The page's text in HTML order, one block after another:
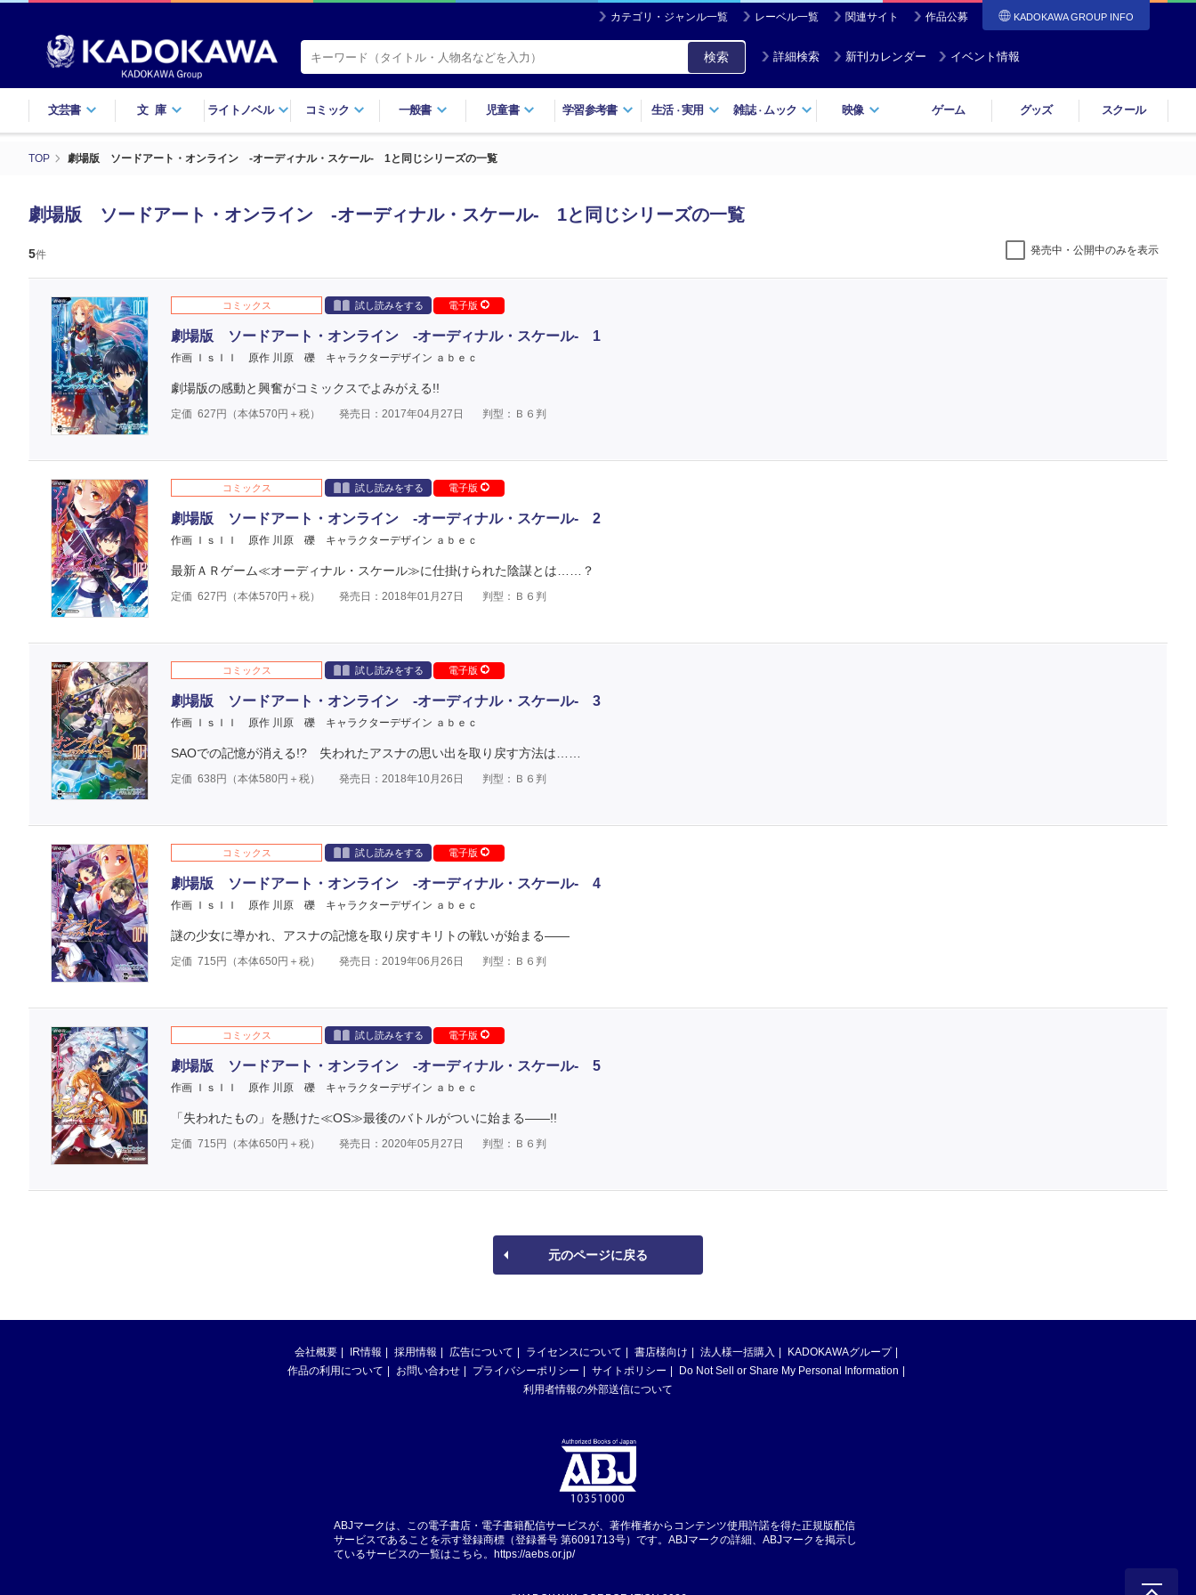
カテゴリ・ジャンル一覧 レーベル一覧 関連サイト 作品公募 KADOKAWA GROUP INFO
検索 詳細検索 新刊カレンダー イベント情報
文芸書 文庫 ライトノベル コミック 一般書 児童書 学習参考書 生活・実用 雑誌・ ムック 映像 ゲーム グッズ スクール
TOP 劇場版 ソードアート・オンライン -オーディナル・スケール- 1と同じシリーズの一覧
劇場版 ソードアート・オンライン -オーディナル・スケール- 1と同じシリーズの一覧
5件 発売中・公開中のみを表示
コミックス 試し読みをする 電子版
劇場版 ソードアート・オンライン -オーディナル・スケール- 1
作画 ＩｓＩＩ 原作 川原 礫 キャラクターデザイン ａｂｅｃ
劇場版の感動と興奮がコミックスでよみがえる!!
定価 627 円（本体570円＋税） 発売日：2017年04月27日 判型：Ｂ６判
コミックス 試し読みをする 電子版
劇場版 ソードアート・オンライン -オーディナル・スケール- 2
作画 ＩｓＩＩ 原作 川原 礫 キャラクターデザイン ａｂｅｃ
最新ＡＲゲーム≪オーディナル・スケール≫に仕掛けられた陰謀とは……？
定価 627 円（本体570円＋税） 発売日：2018年01月27日 判型：Ｂ６判
コミックス 試し読みをする 電子版
劇場版 ソードアート・オンライン -オーディナル・スケール- 3
作画 ＩｓＩＩ 原作 川原 礫 キャラクターデザイン ａｂｅｃ
SAOでの記憶が消える!? 失われたアスナの思い出を取り戻す方法は……
定価 638 円（本体580円＋税） 発売日：2018年10月26日 判型：Ｂ６判
コミックス 試し読みをする 電子版
劇場版 ソードアート・オンライン -オーディナル・スケール- 4
作画 ＩｓＩＩ 原作 川原 礫 キャラクターデザイン ａｂｅｃ
謎の少女に導かれ、アスナの記憶を取り戻すキリトの戦いが始まる――
定価 715 円（本体650円＋税） 発売日：2019年06月26日 判型：Ｂ６判
コミックス 試し読みをする 電子版
劇場版 ソードアート・オンライン -オーディナル・スケール- 5
作画 ＩｓＩＩ 原作 川原 礫 キャラクターデザイン ａｂｅｃ
「失われたもの」を懸けた≪OS≫最後のバトルがついに始まる――!!
定価 715 円（本体650円＋税） 発売日：2020年05月27日 判型：Ｂ６判
元のページに戻る
会社概要 IR情報 採用情報 広告について ライセンスについて 書店様向け 法人様一括購入
KADOKAWAグループ
作品の利用について
お問い合わせ プライバシーポリシー サイトポリシー
Do Not Sell or Share My Personal Information
利用者情報の外部送信について
ABJマークは、この電子書店・電子書籍配信サービスが、著作権者からコンテンツ使用許諾を得た正規版配信
サービスであることを示す登録商標（登録番号 第6091713号）です。ABJマークの詳細、ABJマークを掲示し
ているサービスの一覧はこちら。 https://aebs.or.jp/